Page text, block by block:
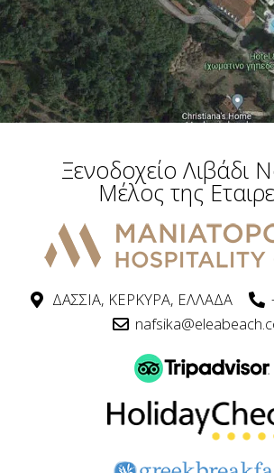
Ξενοδοχείο Λιβάδι
Μέλος της
ΔΑΣΣΙΑ, ΚΕΡΚΥΡΑ, ΕΛΛΑΔΑ